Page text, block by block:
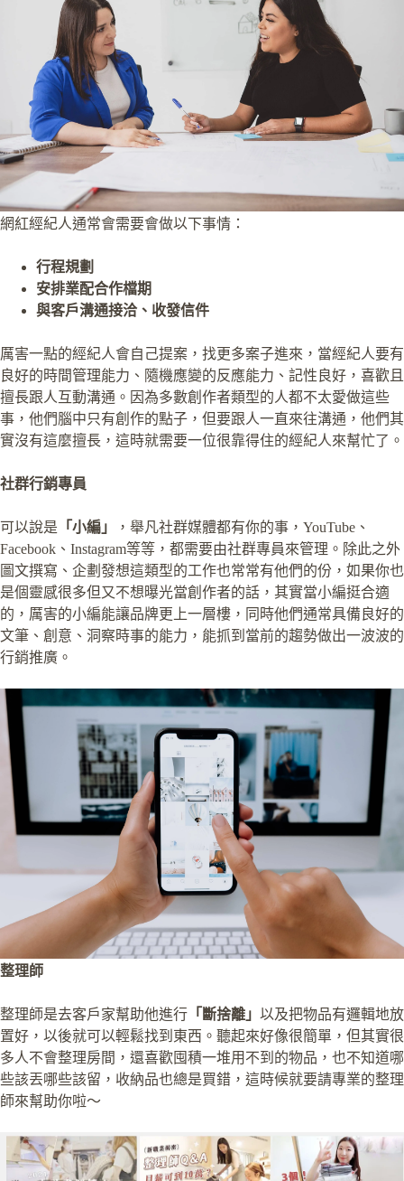
網紅經紀人通常會需要會做以下事情：
行程規劃
安排業配合作檔期
與客戶溝通接洽、收發信件
厲害一點的經紀人會自己提案，找更多案子進來，當經紀人要有
良好的時間管理能力、隨機應變的反應能力、記性良好，喜歡且
擅長跟人互動溝通。因為多數創作者類型的人都不太愛做這些
事，他們腦中只有創作的點子，但要跟人一直來往溝通，他們其
實沒有這麼擅長，這時就需要一位很靠得住的經紀人來幫忙了。
社群行銷專員
可以說是 「小編」
，舉凡社群媒體都有你的事，YouTube、
Facebook、Instagram等等，都需要由社群專員來管理。除此之外
圖文撰寫、企劃發想這類型的工作也常常有他們的份，如果你也
是個靈感很多但又不想曝光當創作者的話，其實當小編挺合適
的，厲害的小編能讓品牌更上一層樓，同時他們通常具備良好的
文筆、創意、洞察時事的能力，能抓到當前的趨勢做出一波波的
行銷推廣。
整理師
整理師是去客戶家幫助他進行 「斷捨離」 以及把物品有邏輯地放
置好，以後就可以輕鬆找到東西。聽起來好像很簡單，但其實很
多人不會整理房間，還喜歡囤積一堆用不到的物品，也不知道哪
些該丟哪些該留，收納品也總是買錯，這時候就要請專業的整理
師來幫助你啦～